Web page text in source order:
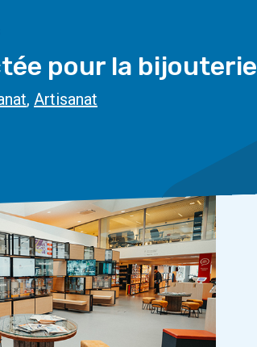
pour la bijouterie
, Artisanat